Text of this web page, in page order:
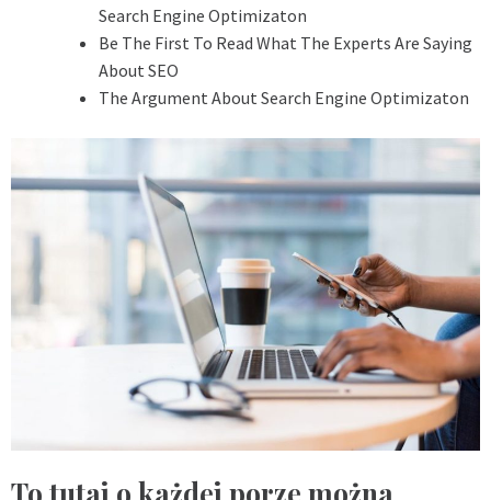
Search Engine Optimizaton
Be The First To Read What The Experts Are Saying
About SEO
The Argument About Search Engine Optimizaton
To tutaj o każdej porze można